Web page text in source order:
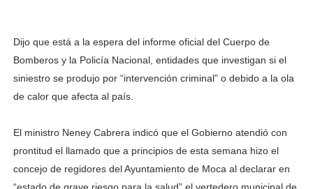
Dijo que está a la espera del informe oficial del Cuerpo de
Bomberos y la Policía Nacional, entidades que investigan si el
siniestro se produjo por “intervención criminal” o debido a la ola
de calor que afecta al país.
El ministro Neney Cabrera indicó que el Gobierno atendió con
prontitud el llamado que a principios de esta semana hizo el
concejo de regidores del Ayuntamiento de Moca al declarar en
“estado de grave riesgo para la salud” el vertedero municipal de